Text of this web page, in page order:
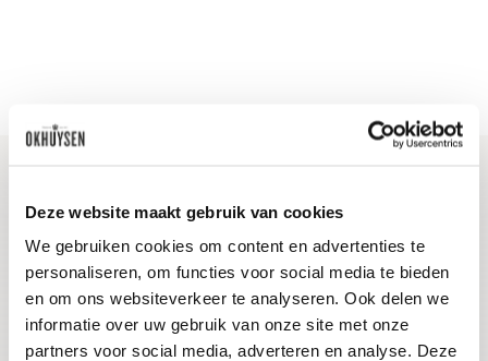
Deze website maakt gebruik van cookies
We gebruiken cookies om content en advertenties te
personaliseren, om functies voor social media te bieden
en om ons websiteverkeer te analyseren. Ook delen we
informatie over uw gebruik van onze site met onze
partners voor social media, adverteren en analyse. Deze
Blijf op de hoogte
Ontvang het laatste wijnnieuws, proeverijen en
evenementen
E-mailadres